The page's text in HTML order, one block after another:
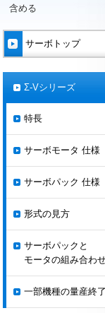
含める
サーボトップ
Σ-Vシリーズ
特長
サーボモータ 仕様
サーボパック 仕様
形式の見方
サーボパックと
モータの組み合わ
一部機種の量産終